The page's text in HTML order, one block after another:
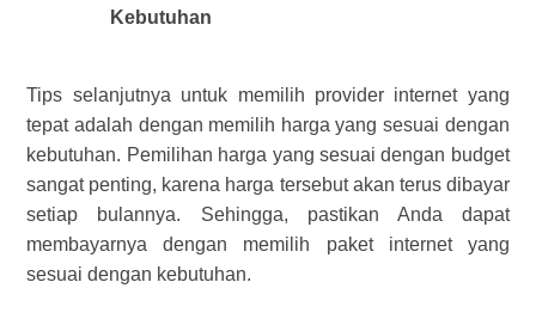
Kebutuhan
Tips selanjutnya untuk memilih provider internet yang
tepat adalah dengan memilih harga yang sesuai dengan
kebutuhan. Pemilihan harga yang sesuai dengan budget
sangat penting, karena harga tersebut akan terus dibayar
setiap bulannya.
Sehingga, pastikan Anda dapat
membayarnya dengan memilih paket internet yang
sesuai dengan kebutuhan.